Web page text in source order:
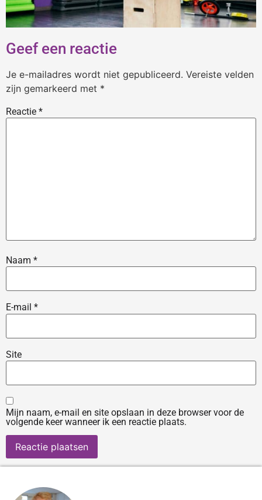
Geef een reactie
Je e-mailadres wordt niet gepubliceerd. Vereiste velden
zijn gemarkeerd met *
Reactie *
Naam *
E-mail *
Site
Mijn naam, e-mail en site opslaan in deze browser voor de
volgende keer wanneer ik een reactie plaats.